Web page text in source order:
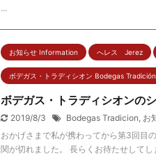
...
お知らせ Information へレス Jerez
ボデガス・トラディシオン Bodegas Tradición
ボデガス・トラディシオンの
2019/8/3 Bodegas Tradicion, お
おかげさまで私が携わってから第3回目
関が切れました。 長らくお待たせして